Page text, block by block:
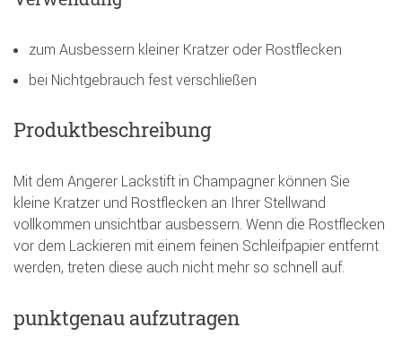
zum Ausbessern kleiner Kratzer oder Rostflecken
bei Nichtgebrauch fest verschließen
Produktbeschreibung
Mit dem Angerer Lackstift in Champagner können Sie
kleine Kratzer und Rostflecken an Ihrer Stellwand
vollkommen unsichtbar ausbessern. Wenn die Rostflecken
vor dem Lackieren mit einem feinen Schleifpapier entfernt
werden, treten diese auch nicht mehr so schnell auf.
punktgenau aufzutragen